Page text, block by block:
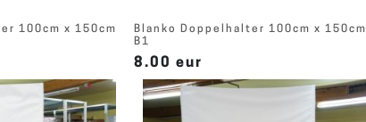
100cm x 150cm
Blanko Doppelhalter 100cm x 150cm
B1
8.00 eur